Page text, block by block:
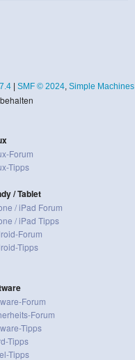
| SMF © 2024, Simple Machines
Forum
Tipps
/ Tablet
/ iPad Forum
/ iPad Tipps
Forum
Tipps
Forum
Forum
Tipps
Tipps
Tipps